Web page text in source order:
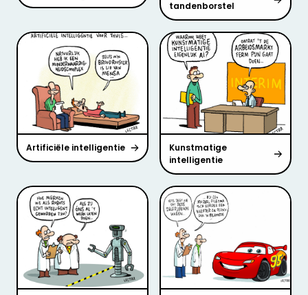
tandenborstel
Artificiële intelligentie
Kunstmatige
intelligentie